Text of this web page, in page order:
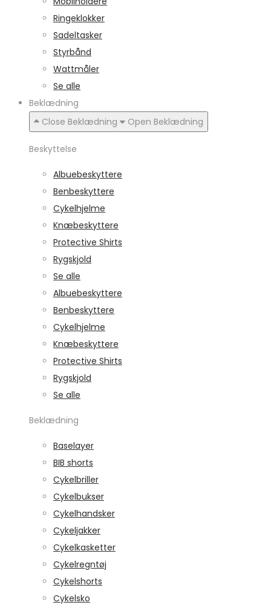
Ringeklokker
Sadeltasker
Styrbånd
Wattmåler
Se alle
Beklædning
Close Beklædning
Open Beklædning
Beskyttelse
Albuebeskyttere
Benbeskyttere
Cykelhjelme
Knæbeskyttere
Protective Shirts
Rygskjold
Se alle
Albuebeskyttere
Benbeskyttere
Cykelhjelme
Knæbeskyttere
Protective Shirts
Rygskjold
Se alle
Beklædning
Baselayer
BIB shorts
Cykelbriller
Cykelbukser
Cykelhandsker
Cykeljakker
Cykelkasketter
Cykelregntøj
Cykelshorts
Cykelsko